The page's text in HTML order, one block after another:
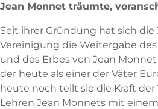
Jean Monnet träumte,
Seit ihrer Gründung hat sich die
Vereinigung die Weitergabe
und des Erbes von Jean
der heute als einer der Väter
heute noch teilt sie die Kraft der
Lehren Jean Monnets mit